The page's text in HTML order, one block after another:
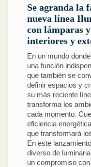
Se agranda la
nueva línea
con lámparas
interiores y
En un mundo
una función
que también se
definir espacios y
su más reciente
transforma los
cada momento.
eficiencia
que transformará
En este
diverso de
un compromiso